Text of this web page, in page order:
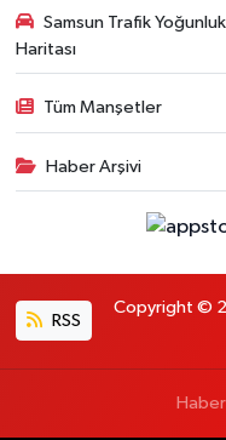
Samsun Trafik Yoğunluk
Haritası
Tüm Manşetler
Haber Arşivi
RSS
Copyright ©
Haber